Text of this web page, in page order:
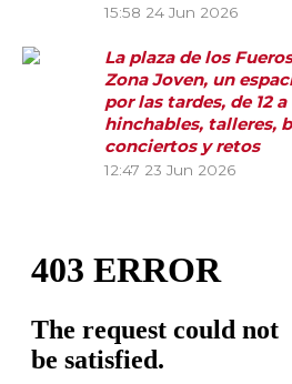
15:58 24 Jun 2026
La plaza de los
Zona Joven, un
por las tardes, de 12 a
hinchables, talleres,
conciertos y retos
12:47 23 Jun 2026